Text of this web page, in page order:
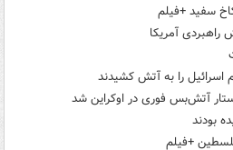
سفید +فیلم
آمریکا
را به آتش کشیدند
آتش‌بس فوری در اوکراین شد
بودند
+فیلم